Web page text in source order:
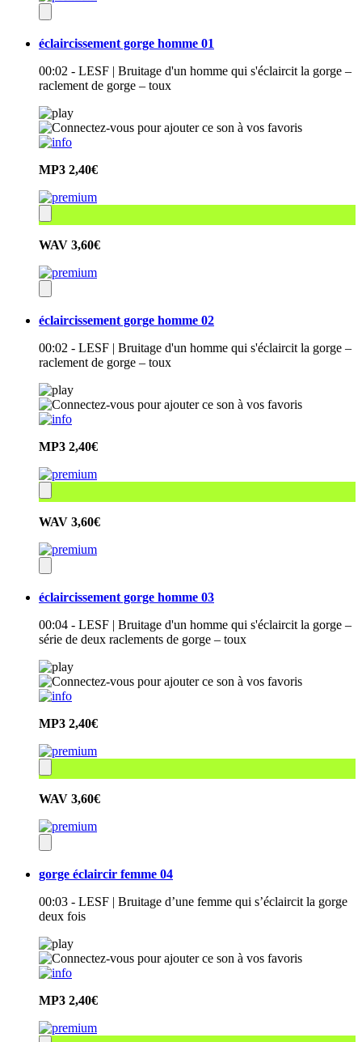
éclaircissement gorge homme 01
00:02 - LESF | Bruitage d'un homme qui s'éclaircit la gorge –
raclement de gorge – toux
MP3 2,40€
WAV 3,60€
éclaircissement gorge homme 02
00:02 - LESF | Bruitage d'un homme qui s'éclaircit la gorge –
raclement de gorge – toux
MP3 2,40€
WAV 3,60€
éclaircissement gorge homme 03
00:04 - LESF | Bruitage d'un homme qui s'éclaircit la gorge –
série de deux raclements de gorge – toux
MP3 2,40€
WAV 3,60€
gorge éclaircir femme 04
00:03 - LESF | Bruitage d’une femme qui s’éclaircit la gorge
deux fois
MP3 2,40€